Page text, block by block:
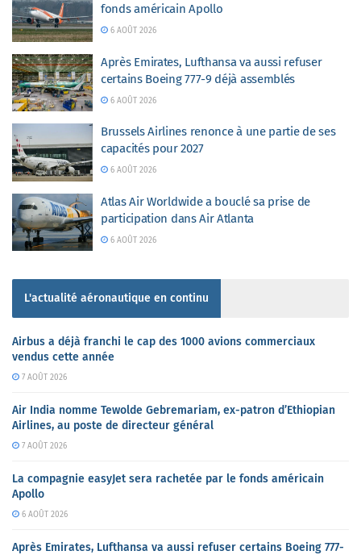
fonds américain Apollo
6 AOÛT 2026
Après Emirates, Lufthansa va aussi refuser
certains Boeing 777-9 déjà assemblés
6 AOÛT 2026
Brussels Airlines renonce à une partie de ses
capacités pour 2027
6 AOÛT 2026
Atlas Air Worldwide a bouclé sa prise de
participation dans Air Atlanta
6 AOÛT 2026
L'actualité aéronautique en continu
Airbus a déjà franchi le cap des 1000 avions commerciaux
vendus cette année
7 AOÛT 2026
Air India nomme Tewolde Gebremariam, ex-patron d’Ethiopian
Airlines, au poste de directeur général
7 AOÛT 2026
La compagnie easyJet sera rachetée par le fonds américain
Apollo
6 AOÛT 2026
Après Emirates, Lufthansa va aussi refuser certains Boeing 777-